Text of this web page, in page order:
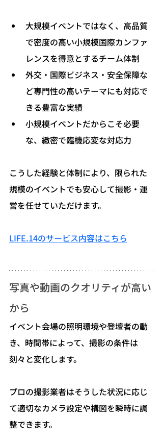
大規模イベントではなく、高品質
で密度の高い小規模国際カンファ
レンスを得意とするチーム体制
外交・国際ビジネス・安全保障な
ど専門性の高いテーマにも対応で
きる豊富な実績
小規模イベントだからこそ必要
な、緻密で臨機応変な対応力
こうした経験と体制により、限られた
規模のイベントでも安心して撮影・運
営を任せていただけます。
LIFE.14のサービス内容はこちら
写真や動画のクオリティが高い
から
イベント会場の照明環境や登壇者の動
き、時間帯によって、撮影の条件は
刻々と変化します。
プロの撮影業者はそうした状況に応じ
て適切なカメラ設定や構図を瞬時に調
整できます。